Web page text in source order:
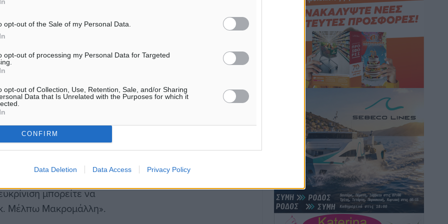
opt-out of the Sale of my Personal Data.
opt-out of processing my Personal Data for Targeted
opt-out of Collection, Use, Retention, Sale, and/or Sharing
Data that Is Unrelated with the Purposes for which it
CONFIRM
Data Deletion Data Access Privacy Policy
όπου δηλώνεται η
σε άρθρο του
το συγκεκριμένο
Το ποσό κατατίθεται
Νο 080 67887508,
καταθετήριο
μπορείτε να
Μέλπω Μακρομάλλη».
Hotels – Χατζηλαζάρου – Προχωρά
καινούργιο ξενοδοχείο στην Κω
Τοπικές Ειδήσεις• πριν 7 ώρες
Αυτοκίνητο μπήκε παράνομα σε
μονόδρομο στο Μαστιχάρι –
Αναποδογύρισε όχημα με μητέρα και
πριν 8 ώρες
“Η Ευρώπη αντιμετώπιζε το
προσφυγικό σαν ταινία τρόμου” – Η
συγκλονιστική μαρτυρία της Χαρούλας
Γιασιράνη στον RV για τα γεγονότα που
οδήγησαν στο Σύμφωνο της Λέρου
Τοπικές Ειδήσεις• πριν 8 ώρες
Συναυλία με τον Γιάννη Κότσιρα στις